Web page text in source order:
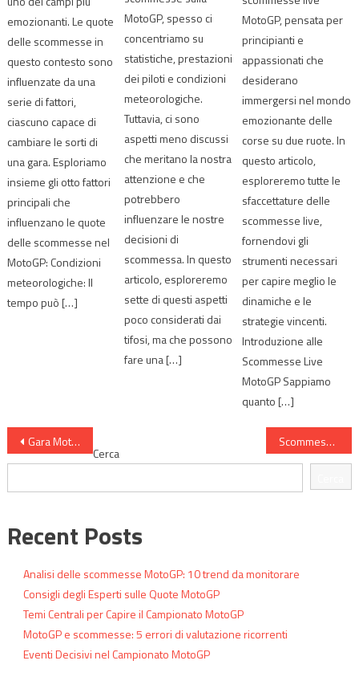
emozionanti. Le quote
delle scommesse in
questo contesto sono
influenzate da una
serie di fattori,
ciascuno capace di
cambiare le sorti di
una gara. Esploriamo
insieme gli otto fattori
principali che
influenzano le quote
delle scommesse nel
MotoGP: Condizioni
meteorologiche: Il
tempo può […]
MotoGP, spesso ci
concentriamo su
statistiche, prestazioni
dei piloti e condizioni
meteorologiche.
Tuttavia, ci sono
aspetti meno discussi
che meritano la nostra
attenzione e che
potrebbero
influenzare le nostre
decisioni di
scommessa. In questo
articolo, esploreremo
sette di questi aspetti
poco considerati dai
tifosi, ma che possono
fare una […]
MotoGP, pensata per
principianti e
appassionati che
desiderano
immergersi nel mondo
emozionante delle
corse su due ruote. In
questo articolo,
esploreremo tutte le
sfaccettature delle
scommesse live,
fornendovi gli
strumenti necessari
per capire meglio le
dinamiche e le
strategie vincenti.
Introduzione alle
Scommesse Live
MotoGP Sappiamo
quanto […]
Navigazione
articoli
Gara MotoGP: Strategie per Scommettere con Metodo Scommesse MotoGP: 6 errori comuni secondo gli appassionati
Cerca
Recent Posts
Analisi delle scommesse MotoGP: 10 trend da monitorare
Consigli degli Esperti sulle Quote MotoGP
Temi Centrali per Capire il Campionato MotoGP
MotoGP e scommesse: 5 errori di valutazione ricorrenti
Eventi Decisivi nel Campionato MotoGP